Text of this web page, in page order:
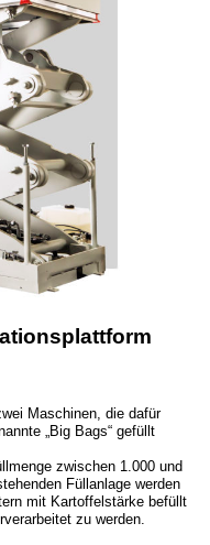
Maschinen, die dafür
„Big Bags“ gefüllt
zwischen 1.000 und
Füllanlage werden
mit Kartoffelstärke befüllt
zu werden.